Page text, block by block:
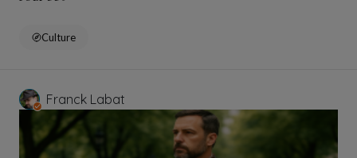
Culture
Franck Labat